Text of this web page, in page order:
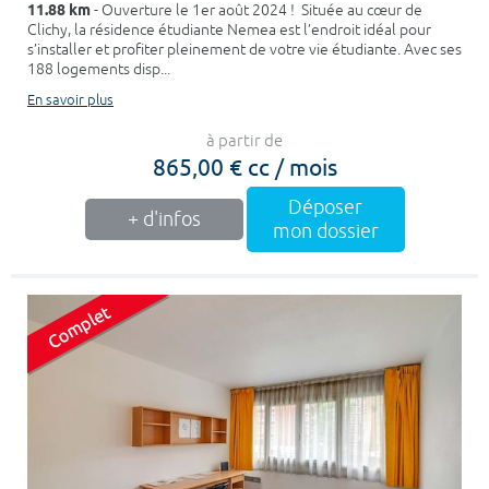
11.88 km- Ouverture le 1er août 2024 ! Située au cœur de
Clichy, la résidence étudiante Nemea est l’endroit idéal pour
s’installer et profiter pleinement de votre vie étudiante. Avec ses
188 logements disp...
En savoir plus
à partir de
865,00 € cc / mois
+ d'infos
Déposer
mon dossier